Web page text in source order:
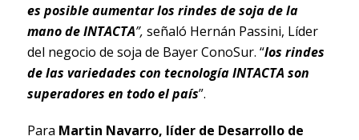
es posible aumentar los rindes de soja de la
mano de INTACTA”, señaló Hernán Passini, Líder
del negocio de soja de Bayer ConoSur. “los rindes
de las variedades con tecnología INTACTA son
superadores en todo el país”.
Para Martin Navarro, líder de Desarrollo de